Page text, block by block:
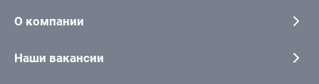
О компании
Наши вакансии